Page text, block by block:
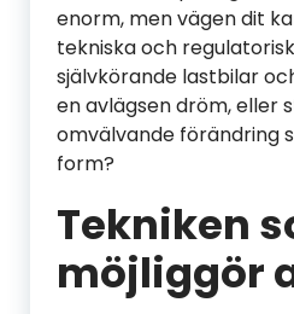
enorm, men vägen dit
tekniska och
självkörande lastbilar
en avlägsen dröm, eller
omvälvande förändring
form?
Tekniken
möjliggör